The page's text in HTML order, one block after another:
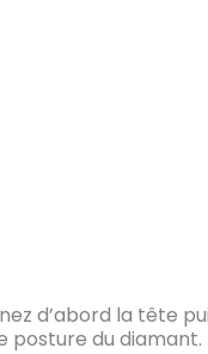
d’abord la tête
posture du diamant.